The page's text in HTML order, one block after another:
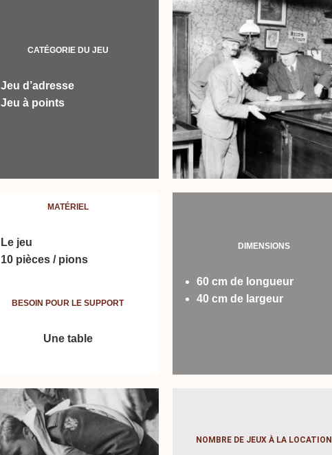
CATÉGORIE DU JEU
Jeu d’adresse
Jeu à points
MATÉRIEL
Le jeu
10 pièces / pions
BESOIN POUR LE SUPPORT
Une table
DIMENSIONS
60 cm de longueur
40 cm de largeur
NOMBRE DE JEUX À LA LOCATION